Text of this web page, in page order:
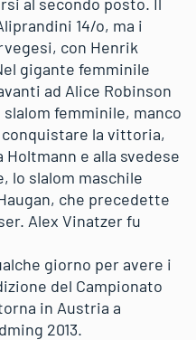
14/o, ma i
con Henrik
gigante femminile
ad Alice Robinson
femminile, manco
la vittoria,
e alla svedese
lo slalom maschile
che precedette
Alex Vinatzer fu
giorno per avere i
del Campionato
in Austria a
2013.